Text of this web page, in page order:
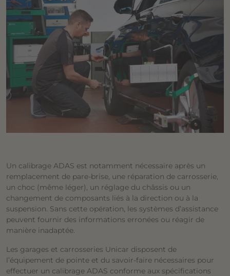
Un calibrage ADAS est notamment nécessaire après un
remplacement de pare-brise, une réparation de carrosserie,
un choc (même léger), un réglage du châssis ou un
changement de composants liés à la direction ou à la
suspension. Sans cette opération, les systèmes d’assistance
peuvent fournir des informations erronées ou réagir de
manière inadaptée.
Les garages et carrosseries Unicar disposent de
l’équipement de pointe et du savoir-faire nécessaires pour
effectuer un calibrage ADAS conforme aux spécifications